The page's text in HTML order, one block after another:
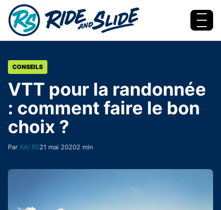
Aller au contenu
Menu
CONSEILS
VTT pour la randonnée
: comment faire le bon
choix ?
Par KAI RS21 mai 20202 min